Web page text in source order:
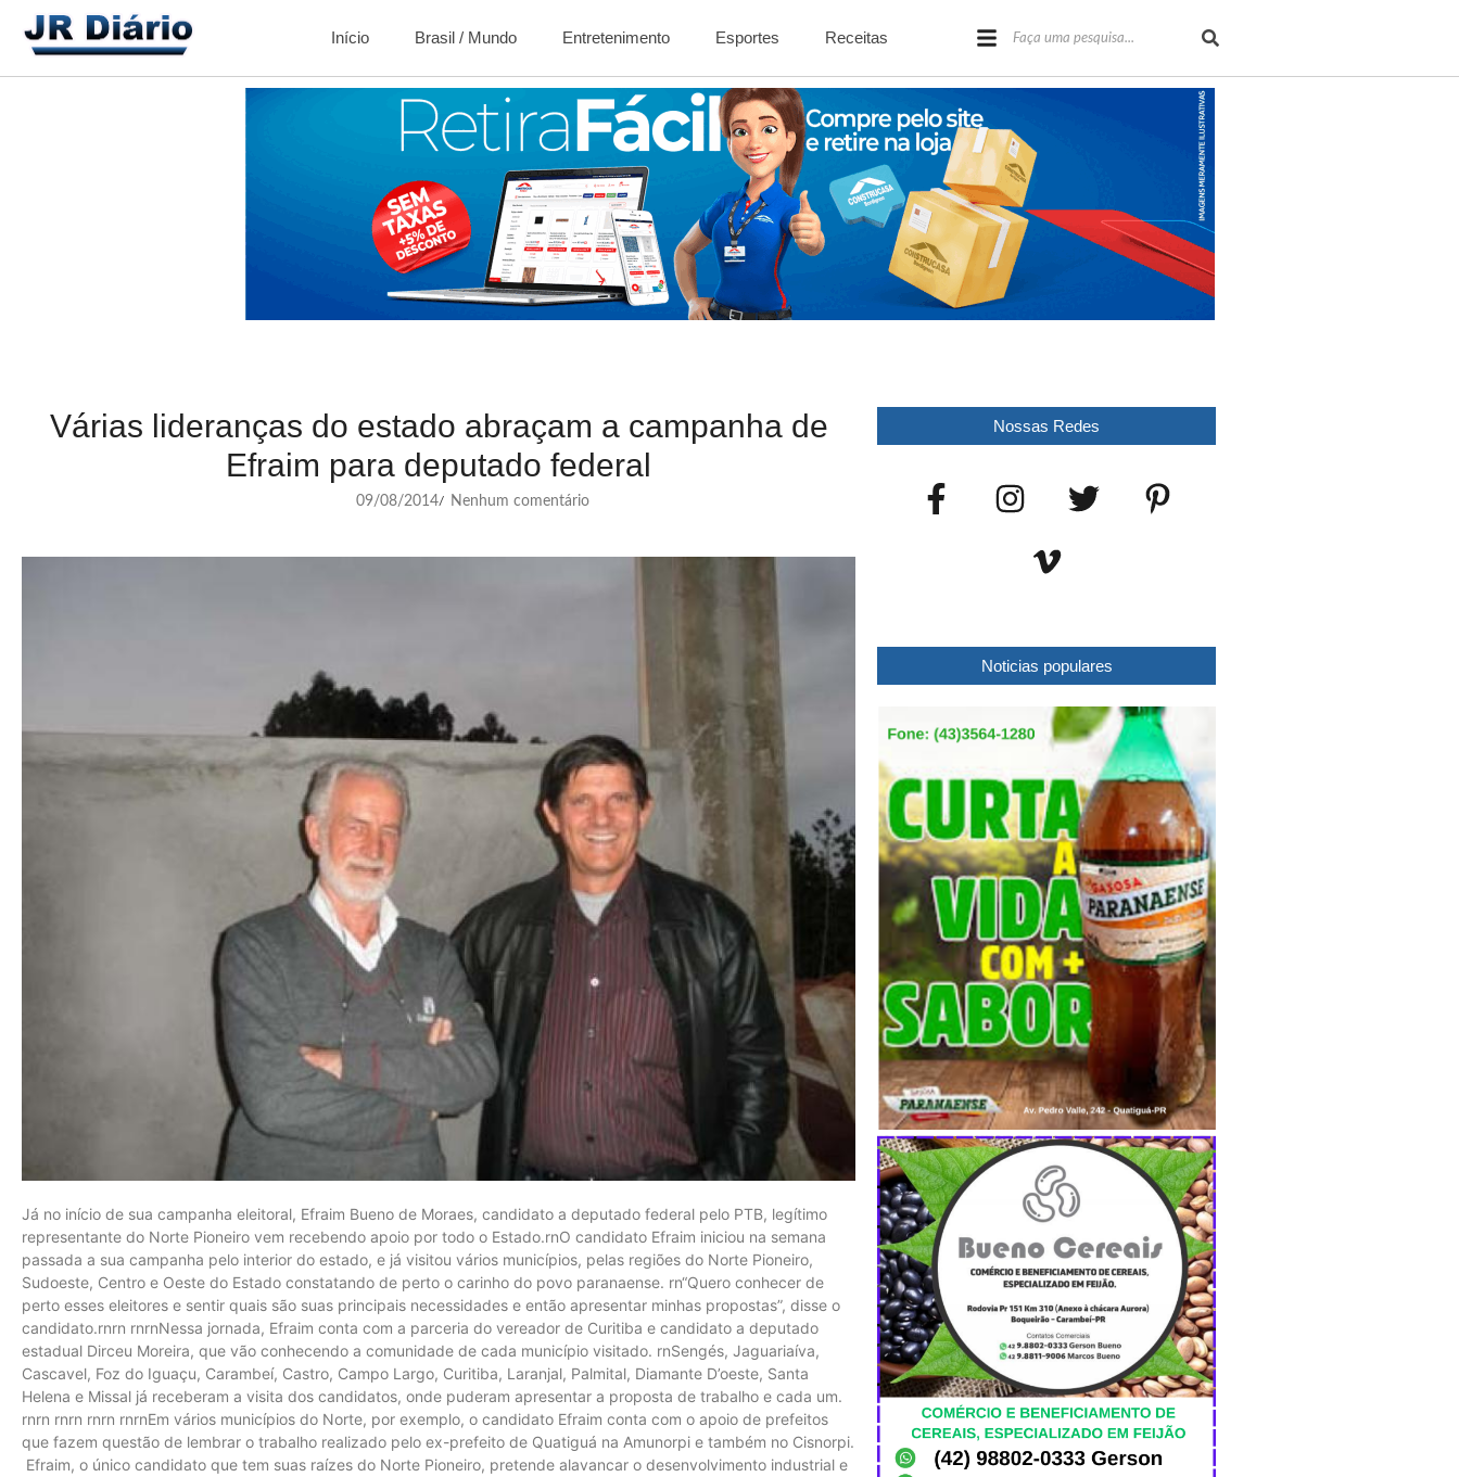
Início Brasil / Mundo Entretenimento Esportes Receitas
Várias lideranças do estado abraçam a campanha de
Efraim para deputado federal
09/08/2014/ Nenhum comentário
Já no início de sua campanha eleitoral, Efraim Bueno de Moraes, candidato a deputado federal pelo PTB, legítimo
representante do Norte Pioneiro vem recebendo apoio por todo o Estado.rnO candidato Efraim iniciou na semana
passada a sua campanha pelo interior do estado, e já visitou vários municípios, pelas regiões do Norte Pioneiro,
Sudoeste, Centro e Oeste do Estado constatando de perto o carinho do povo paranaense. rn“Quero conhecer de
perto esses eleitores e sentir quais são suas principais necessidades e então apresentar minhas propostas”, disse o
candidato.rnrn rnrnNessa jornada, Efraim conta com a parceria do vereador de Curitiba e candidato a deputado
estadual Dirceu Moreira, que vão conhecendo a comunidade de cada município visitado. rnSengés, Jaguariaíva,
Cascavel, Foz do Iguaçu, Carambeí, Castro, Campo Largo, Curitiba, Laranjal, Palmital, Diamante D’oeste, Santa
Helena e Missal já receberam a visita dos candidatos, onde puderam apresentar a proposta de trabalho e cada um.
rnrn rnrn rnrn rnrnEm vários municípios do Norte, por exemplo, o candidato Efraim conta com o apoio de prefeitos
que fazem questão de lembrar o trabalho realizado pelo ex-prefeito de Quatiguá na Amunorpi e também no Cisnorpi.
Efraim, o único candidato que tem suas raízes do Norte Pioneiro, pretende alavancar o desenvolvimento industrial e
Nossas Redes
Noticias populares